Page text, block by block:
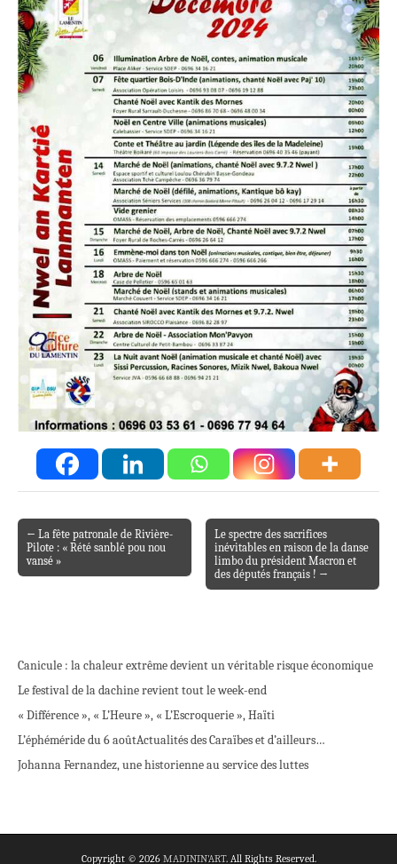
Post navigation
← La fête patronale de Rivière-
Pilote : « Rété sanblé pou nou
vansé »
Le spectre des sacrifices
inévitables en raison de la danse
limbo du président Macron et
des députés français ! →
Canicule : la chaleur extrême devient un véritable risque économique
Le festival de la dachine revient tout le week-end
« Différence », « L’Heure », « L’Escroquerie », Haïti
L’éphéméride du 6 aoûtActualités des Caraïbes et d’ailleurs…
Johanna Fernandez, une historienne au service des luttes
Copyright © 2026 MADININ'ART. All Rights Reserved.